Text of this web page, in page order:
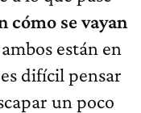
cómo se vayan
están en
difícil pensar
un poco